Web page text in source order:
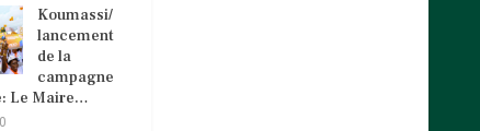
Koumassi/
lancement
de la
campagne
Le Maire…